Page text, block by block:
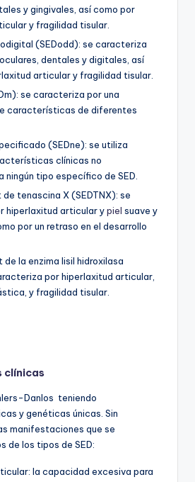
y gingivales, así como por
y fragilidad tisular.
(SEDodd): se caracteriza
dentales y digitales, así
articular y fragilidad tisular.
se caracteriza por una
características de diferentes
(SEDne): se utiliza
clínicas no
ningún tipo específico de SED.
tenascina X (SEDTNX): se
hiperlaxitud articular ypiel suave y
por un retraso en el desarrollo
de la enzima lisil hidroxilasa
por hiperlaxitud articular,
y fragilidad tisular.
clínicas
Danlos teniendo
y genéticas únicas. Sin
manifestaciones que se
de los tipos de SED:
la capacidad excesiva para